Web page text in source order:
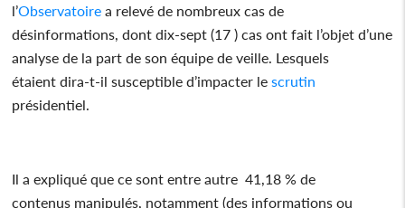
l’Observatoire a relevé de nombreux cas de
désinformations, dont dix-sept (17 ) cas ont fait l’objet d’une
analyse de la part de son équipe de veille. Lesquels
étaient dira-t-il susceptible d’impacter lescrutin
présidentiel.
Il a expliqué que ce sont entre autre 41,18 % de
contenus manipulés, notamment (des informations ou